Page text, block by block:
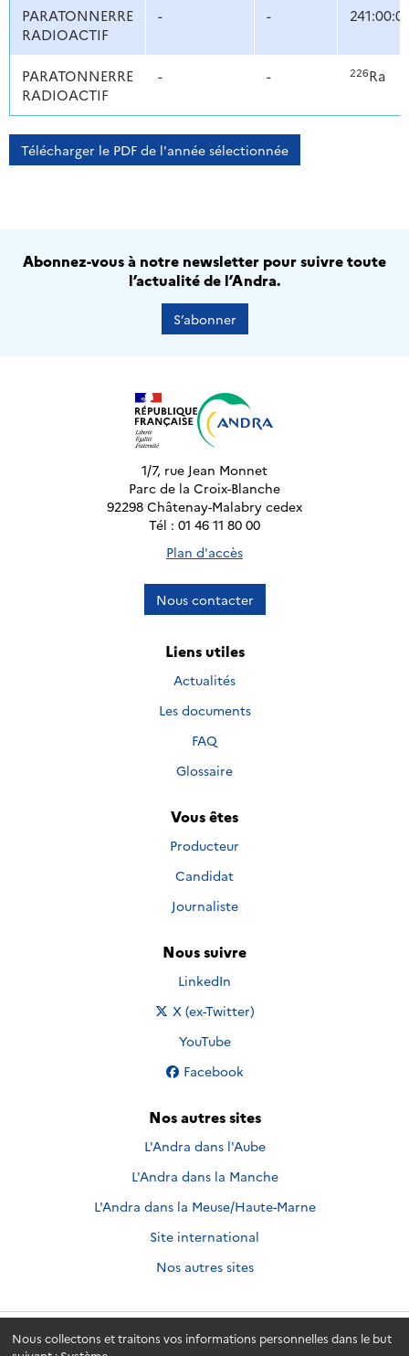
Nous collectons et traitons vos informations personnelles dans le but
PARATONNERRE
RADIOACTIF
- -
PARATONNERRE
RADIOACTIF
- - 226Ra
Télécharger le PDF de l'année sélectionnée
Abonnez-vous à notre newsletter pour suivre toute
l’actualité de l’Andra.
S’abonner
1/7, rue Jean Monnet
Parc de la Croix-Blanche
92298 Châtenay-Malabry cedex
Tél : 01 46 11 80 00
Plan d'accès
Nous contacter
Liens utiles
Actualités
Les documents
FAQ
Glossaire
Vous êtes
Producteur
Candidat
Journaliste
Nous suivre
Nous suivre sur
LinkedIn
Nous suivre sur
X (ex-Twitter)
Nous suivre sur
YouTube
Nous suivre sur
Facebook
Nos autres sites
L'Andra dans l'Aube
L'Andra dans la Manche
L'Andra dans la Meuse/Haute-Marne
Site international
Nos autres sites
Andra.fr © 2026 - Andra. Tous droits réservés.